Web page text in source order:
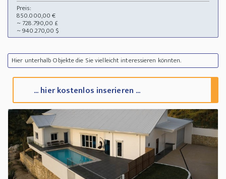
Preis:
850.000,00 €
~ 728.790,00 £
~ 940.270,00 $
Hier unterhalb Objekte die Sie vielleicht interessieren könnten.
... hier kostenlos inserieren ...